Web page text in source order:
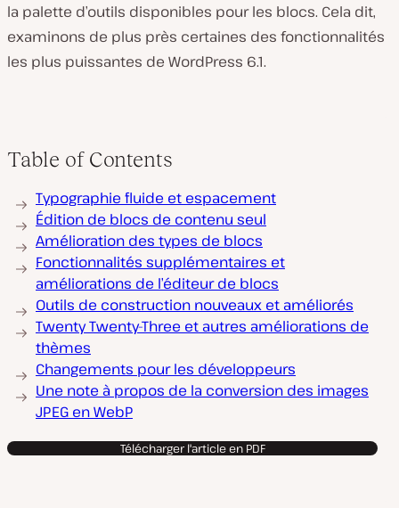
la palette d’outils disponibles pour les blocs. Cela dit,
examinons de plus près certaines des fonctionnalités
les plus puissantes de WordPress 6.1.
Table of Contents
Typographie fluide et espacement
Édition de blocs de contenu seul
Amélioration des types de blocs
Fonctionnalités supplémentaires et
améliorations de l’éditeur de blocs
Outils de construction nouveaux et améliorés
Twenty Twenty-Three et autres améliorations de
thèmes
Changements pour les développeurs
Une note à propos de la conversion des images
JPEG en WebP
Télécharger l'article en PDF